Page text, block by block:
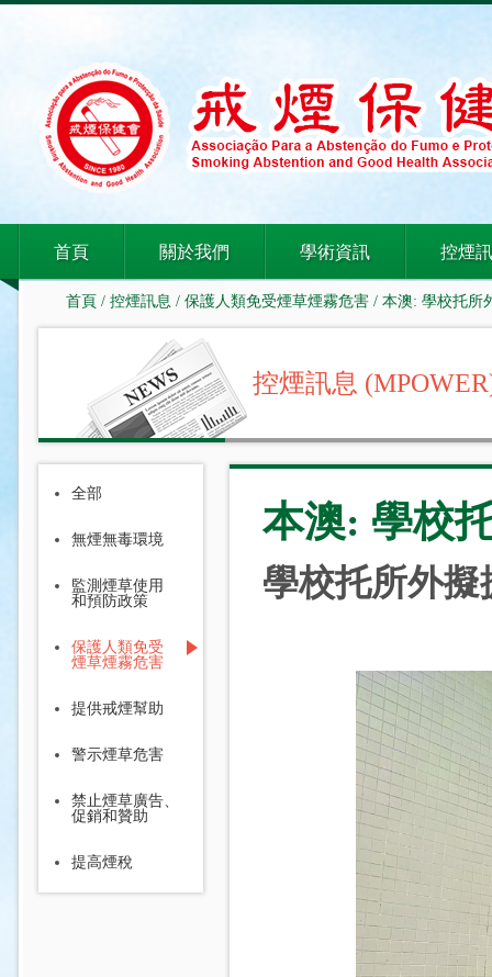
首頁 關於我們 學術資訊 控煙
首頁 / 控煙訊息 / 保護人類免受煙草煙霧危害/ 本澳: 學校托所
控煙訊息
全部
無煙無毒環境
監測煙草使用
和預防政策
保護人類免受
煙草煙霧危害
提供戒煙幫助
警示煙草危害
禁止煙草廣告、
促銷和贊助
提高煙稅
本澳: 學校
學校托所外擬